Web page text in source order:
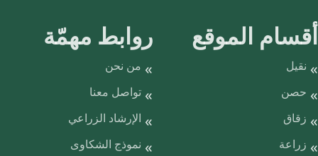
أقسام الموقع
نقيل
حصن
زقاق
زراعة
روابط مهمّة
من نحن
تواصل معنا
الإرشاد الزراعي
نموذج الشكاوى